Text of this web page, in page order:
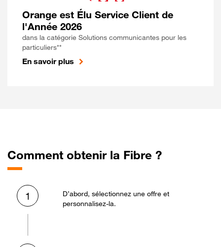
Orange est Élu Service Client de
l'Année 2026
dans la catégorie Solutions communicantes pour les
particuliers**
En savoir plus
Comment obtenir la Fibre ?
1
D’abord, sélectionnez une offre et
personnalisez-la.